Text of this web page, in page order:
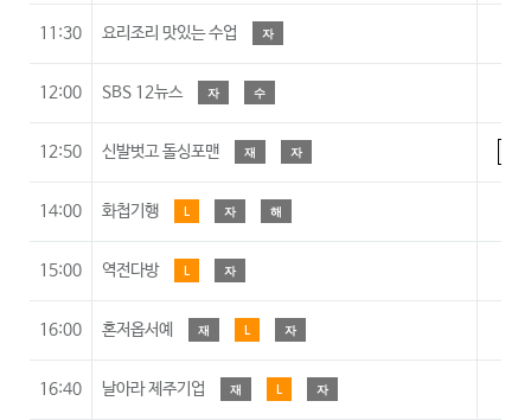
11:30 요리조리 맛있는 수업 자
12:00 SBS 12뉴스 자 수
12:50 신발벗고 돌싱포맨 재 자
14:00 화첩기행 L 자 해
15:00 역전다방 L 자
16:00 혼저옵서예 재 L 자
16:40 날아라 제주기업 재 L 자